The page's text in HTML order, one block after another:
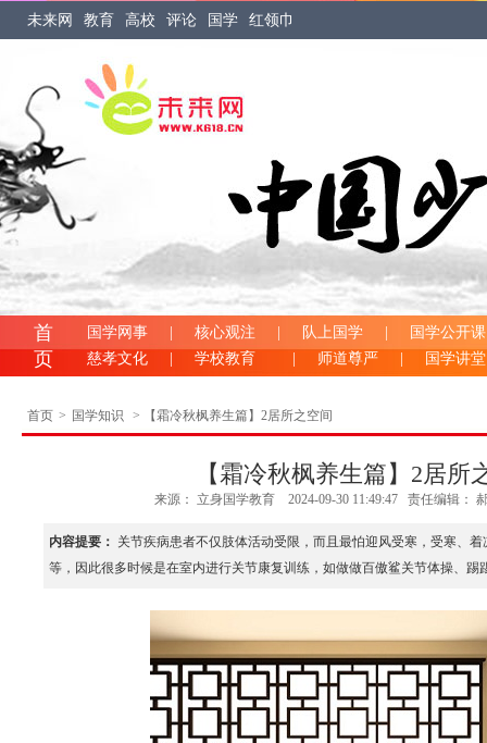
未来网 教育 高校 评论 国学 红领巾
首
页
国学网事 核心观注 队上国学
国学公开课
慈孝文化
学校教育 师道尊严 国学讲
首页 > 国学知识 > 【霜冷秋枫养生篇】2居所之空间
【霜冷秋枫养生篇】2居所
来源： 立身国学教育 2024-09-30 11:49:47 责任编辑：
内容提要： 关节疾病患者不仅肢体活动受限，而且最怕迎风受寒，受寒、
等，因此很多时候是在室内进行关节康复训练，如做做百傲鲨关节体操、踢